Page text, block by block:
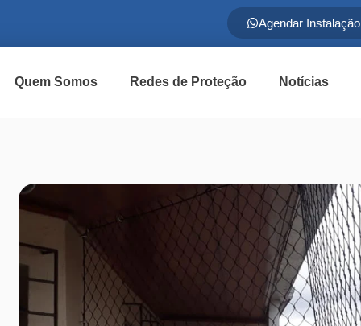
Agendar Instalação
Quem Somos Redes de Proteção Notícias